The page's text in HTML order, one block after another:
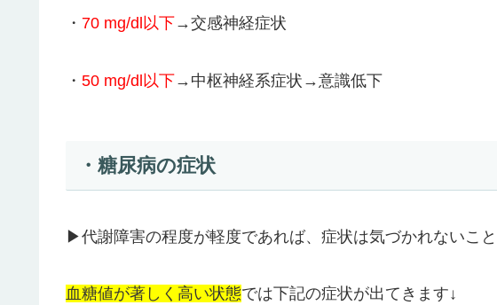
・ 70 mg/dl以下→交感神経症状
・ 50 mg/dl以下→中枢神経系症状→意識低下
・糖尿病の症状
▶代謝障害の程度が軽度であれば、症状は気づかれないこと
血糖値が著しく高い状態では下記の症状が出てきます↓